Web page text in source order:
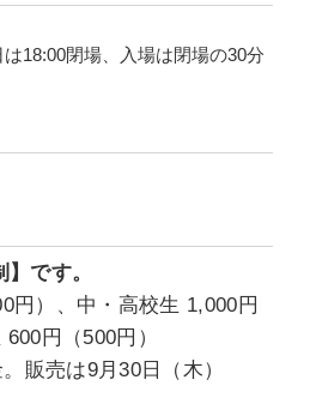
18:00閉場、入場は閉場の30分
です。
円）、中・高校生 1,000円
円（500円）
売は9月30日（木）